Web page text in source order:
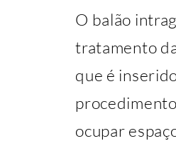
O balão
tratamento
que é
ocupar